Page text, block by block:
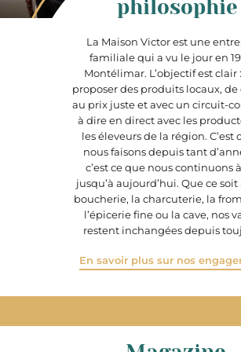
La Maison Victor est une
familiale qui a vu le jour en
Montélimar. L’objectif est clair
proposer des produits locaux,
au prix juste et avec un circuit-
à dire en direct avec les
les éleveurs de la région. C’est
nous faisons depuis tant
c’est ce que nous continuons
jusqu’à aujourd’hui. Que ce
boucherie, la charcuterie, la
l’épicerie fine ou la cave, nos
restent inchangées depuis
En savoir plus sur nos
philosophie